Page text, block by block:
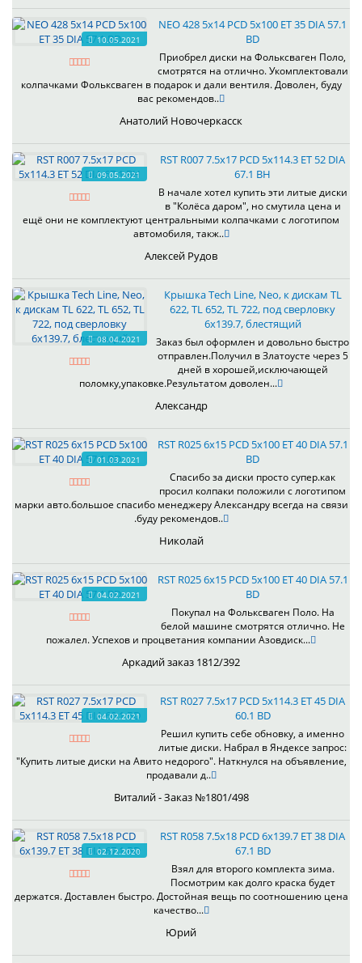
10.05.2021
NEO 428 5x14 PCD 5x100 ET 35 DIA 57.1
BD
Приобрел диски на Фольксваген Поло,
смотрятся на отлично. Укомплектовали
колпачками Фольксваген в подарок и дали вентиля. Доволен, буду
вас рекомендов..
Анатолий Новочеркасск
09.05.2021
RST R007 7.5x17 PCD 5x114.3 ET 52 DIA
67.1 BH
В начале хотел купить эти литые диски
в "Колёса даром", но смутила цена и
ещё они не комплектуют центральными колпачками с логотипом
автомобиля, такж..
Алексей Рудов
08.04.2021
Крышка Tech Line, Neo, к дискам TL
622, TL 652, TL 722, под сверловку
6х139.7, блестящий
Заказ был оформлен и довольно быстро
отправлен.Получил в Златоусте через 5
дней в хорошей,исключающей
поломку,упаковке.Результатом доволен...
Александр
01.03.2021
RST R025 6x15 PCD 5x100 ET 40 DIA 57.1
BD
Спасибо за диски просто супер.как
просил колпаки положили с логотипом
марки авто.большое спасибо менеджеру Александру всегда на связи
.буду рекомендов..
Николай
04.02.2021
RST R025 6x15 PCD 5x100 ET 40 DIA 57.1
BD
Покупал на Фольксваген Поло. На
белой машине смотрятся отлично. Не
пожалел. Успехов и процветания компании Азовдиск...
Аркадий заказ 1812/392
04.02.2021
RST R027 7.5x17 PCD 5x114.3 ET 45 DIA
60.1 BD
Решил купить себе обновку, а именно
литые диски. Набрал в Яндексе запрос:
"Купить литые диски на Авито недорого". Наткнулся на объявление,
продавали д..
Виталий - Заказ №1801/498
02.12.2020
RST R058 7.5x18 PCD 6x139.7 ET 38 DIA
67.1 BD
Взял для второго комплекта зима.
Посмотрим как долго краска будет
держатся. Доставлен быстро. Достойная вещь по соотношению цена
качество...
Юрий